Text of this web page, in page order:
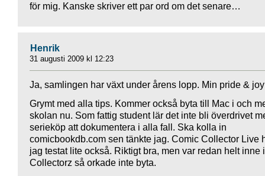
för mig. Kanske skriver ett par ord om det senare…
Henrik
31 augusti 2009 kl 12:23
Ja, samlingen har växt under årens lopp. Min pride &
Grymt med alla tips. Kommer också byta till Mac i och
skolan nu. Som fattig student lär det inte bli överdrivet
serieköp att dokumentera i alla fall. Ska kolla in
comicbookdb.com sen tänkte jag. Comic Collector Live
jag testat lite också. Riktigt bra, men var redan helt inne i
Collectorz så orkade inte byta.